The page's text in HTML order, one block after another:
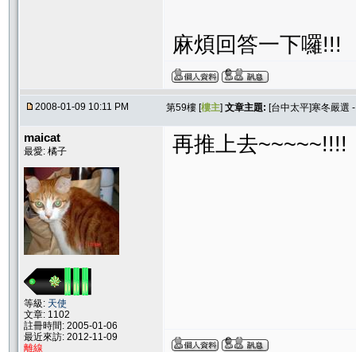
麻煩回答一下囉!!!
2008-01-09 10:11 PM 第59樓 [樓主] 文章主題: [台中太平]寒冬嚴選
maicat
最愛: 橘子
等級: 天使
文章: 1102
註冊時間: 2005-01-06
最近來訪: 2012-11-09
離線
再推上去~~~~~!!!!